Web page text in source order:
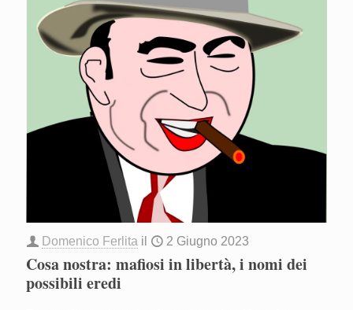
Domenico Ferlita il 2 Giugno 2023
Cosa nostra: mafiosi in libertà, i nomi dei
possibili eredi